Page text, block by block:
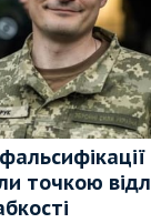
точкою